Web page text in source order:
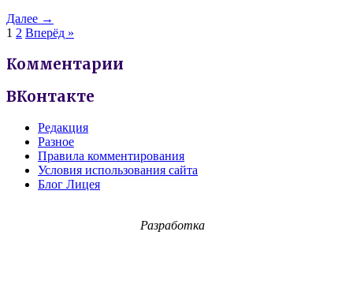
Далее →
1 2 Вперёд »
Комментарии
ВКонтакте
Редакция
Разное
Правила комментирования
Условия использования сайта
Блог Лицея
Разработка